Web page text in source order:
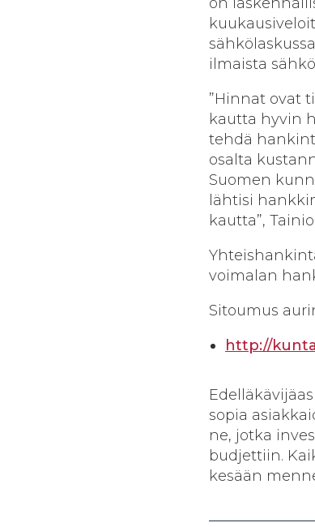
ilmaista
”Hinnat ovat
kautta hyvin
tehdä
osalta
Suomen
lähtisi
kautta”,
voimalan
Sitoumus
http://
sopia
ne, jotka
budjettiin.
kesään